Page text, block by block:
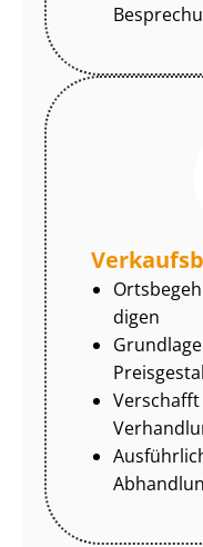
di­gen